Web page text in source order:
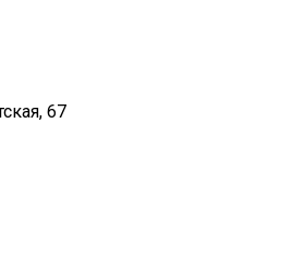
67